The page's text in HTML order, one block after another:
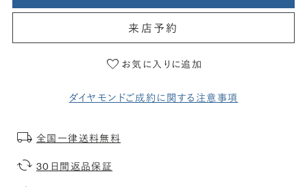
来店予約
お気に入りに追加
ダイヤモンドご成約に関する注意事項
全国一律送料無料
30日間返品保証